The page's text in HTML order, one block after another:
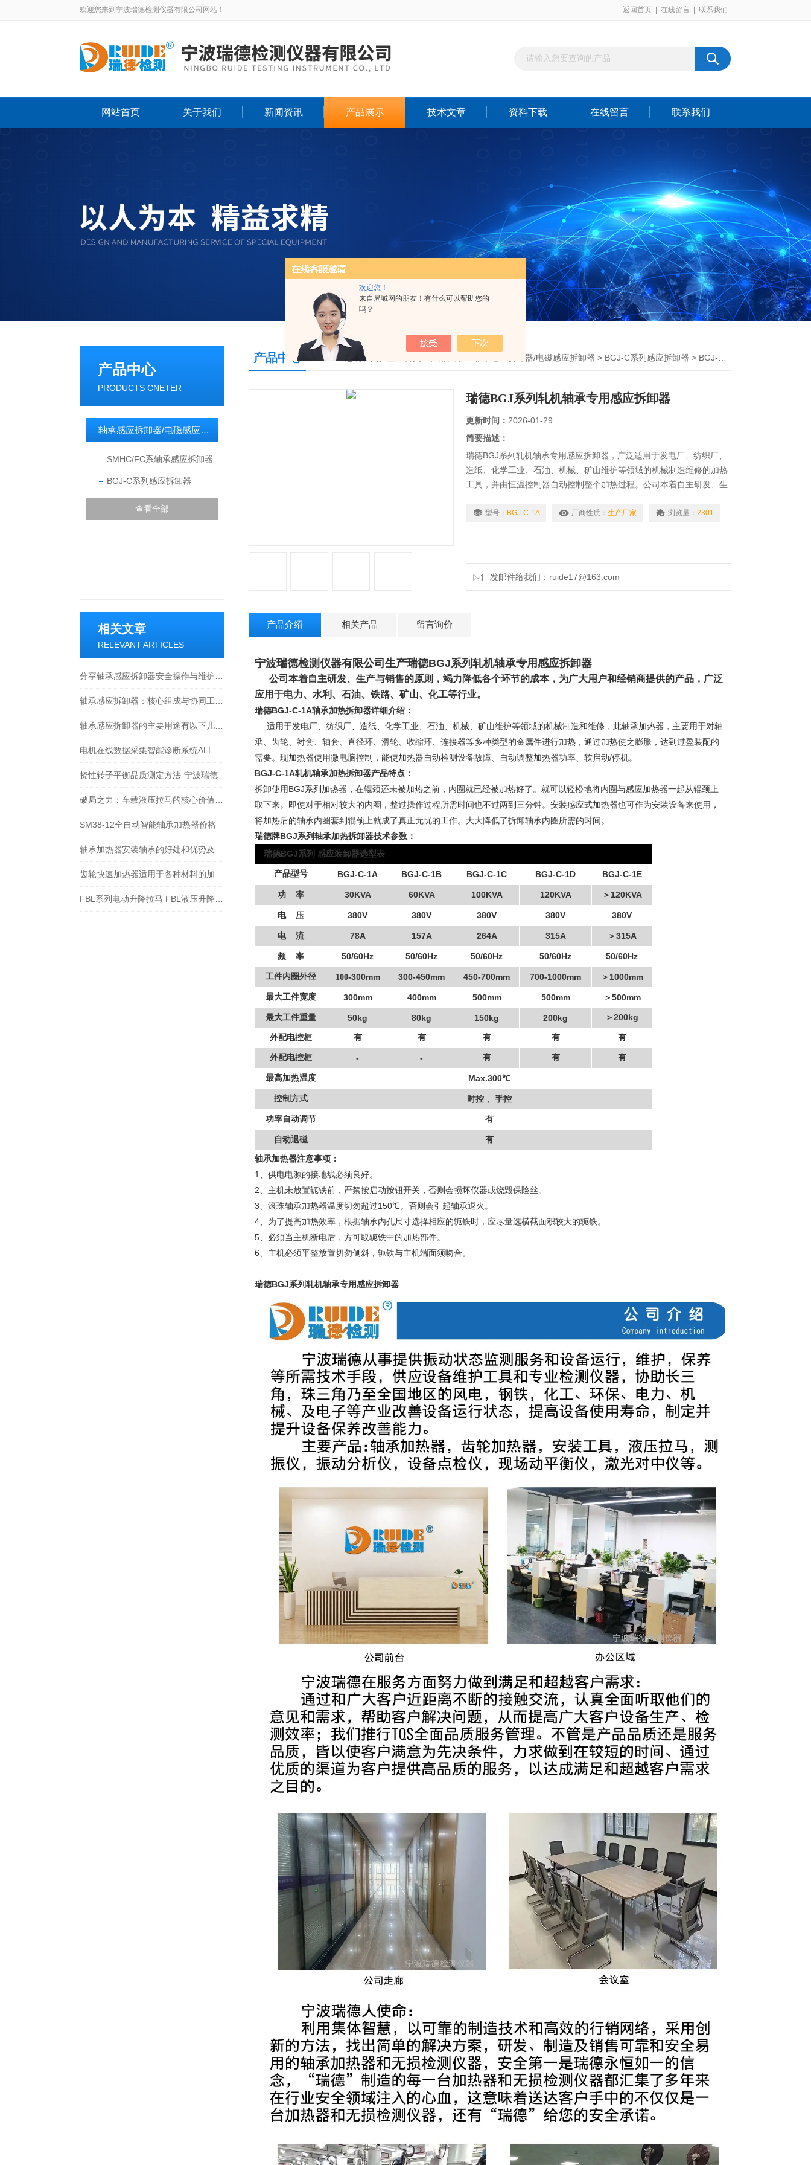
欢迎您！
来自局域网的朋友！有什么可以帮助您的
吗？
欢迎您来到宁波瑞德检测仪器有限公司网站！ 返回首页 在线留言 联系我们
网站首页 关于我们 新闻资讯 产品展示 技术文章 资料下载 在线留言 联系我们
产品中心
PRODUCTS CNETER
轴承感应拆卸器/电磁感应拆卸器
SMHC/FC系轴承感应拆卸器
BGJ-C系列感应拆卸器
查看全部
相关文章
RELEVANT ARTICLES
挠性转子平衡品质测定方法-宁波瑞德
SM38-12全自动智能轴承加热器价格
产品中心 您现在的位置： 轴承感应拆卸器/电磁感应拆卸器 > BGJ-C系列感应拆卸器 > BGJ-C-1A瑞德BGJ系列轧机轴承专用感应拆卸器
瑞德BGJ系列轧机轴承专用感应拆卸器
更新时间： 2026-01-29
简要描述：
瑞德BGJ系列轧机轴承专用感应拆卸器，广泛适用于发电厂、纺织厂、
造纸、化学工业、石油、机械、矿山维护等领域的机械制造维修的加热
工具，并由恒温控制器自动控制整个加热过程。公司本着自主研发、生
的产品，广泛应用于电力、水利、石油、铁路、矿山、化工等行业。
型号： BGJ-C-1A 厂商性质： 生产厂家 浏览量： 2301
发邮件给我们：ruide17@163.com
产品介绍 相关产品 留言询价
宁波瑞德检测仪器有限公司生产瑞德BGJ系列轧机轴承专用感应拆卸器
公司本着自主研发、生产与销售的原则，竭力降低各个环节的成本，为广大用户和经销商提供的产品，广泛
应用于电力、水利、石油、铁路、矿山、化工等行业。
瑞德BGJ-C-1A轴承加热拆卸器详细介绍 ：
适用于发电厂、纺织厂、造纸、化学工业、石油、机械、矿山维护等领域的机械制造和维修，此轴承加热器，主要用于对轴
承、齿轮、衬套、轴套、直径环、滑轮、收缩环、连接器等多种类型的金属件进行加热，通过加热使之膨胀，达到过盈装配的
需要。 现加热器使用微电脑控制，能使加热器自动检测设备故障、自动调整加热器功率、软启动/停机。
BGJ-C-1A轧机轴承加热拆卸器产品特点：
拆卸使用BGJ系列加热器，在辊颈还未被加热之前，内圈就已经被加热好了。就可以轻松地将内圈与感应加热器一起从辊颈上
取下来。即使对于相对较大的内圈，整过操作过程所需时间也不过两到三分钟。安装感应式加热器也可作为安装设备来使用，
将加热后的轴承内圈套到辊颈上就成了真正无忧的工作。大大降低了拆卸轴承内圈所需的时间。
瑞德牌BGJ系列轴承加热拆卸器技术参数 ：
瑞德BGJ系列 感应装卸器选型表
产品型号 BGJ-C-1A BGJ-C-1B BGJ-C-1C BGJ-C-1D BGJ-C-1E
功 率 30KVA 60KVA 100KVA 120KVA ＞ 120KVA
电 压 380V 380V 380V 380V 380V
电 流 78A 157A 264A 315A ＞ 315A
频 率 50/60Hz 50/60Hz 50/60Hz 50/60Hz 50/60Hz
工件内圈外径 100-300mm 300-450mm 450-700mm 700-1000mm ＞ 1000mm
最大工件宽度 300mm 400mm 500mm 500mm ＞ 500mm
最大工件重量 50kg 80kg 150kg 200kg ＞ 200kg
外配电控柜 有 有 有 有 有
外配电控柜 - - 有 有 有
最高加热温度 Max.300℃
控制方式 时控 、手控
功率自动调节 有
自动退磁 有
轴承加热器注意事项 ：
1、供电电源的接地线必须良好。
2、主机未放置轭铁前，严禁按启动按钮开关，否则会损坏仪器或烧毁保险丝。
3、滚珠轴承加热器温度切勿超过150℃。否则会引起轴承退火。
4、为了提高加热效率，根据轴承内孔尺寸选择相应的轭铁时，应尽量选横截面积较大的轭铁。
5、必须当主机断电后，方可取轭铁中的加热部件。
6、 主机必须平整放置切勿侧斜，轭铁与主机端面须吻合。
瑞德BGJ系列轧机轴承专用感应拆卸器